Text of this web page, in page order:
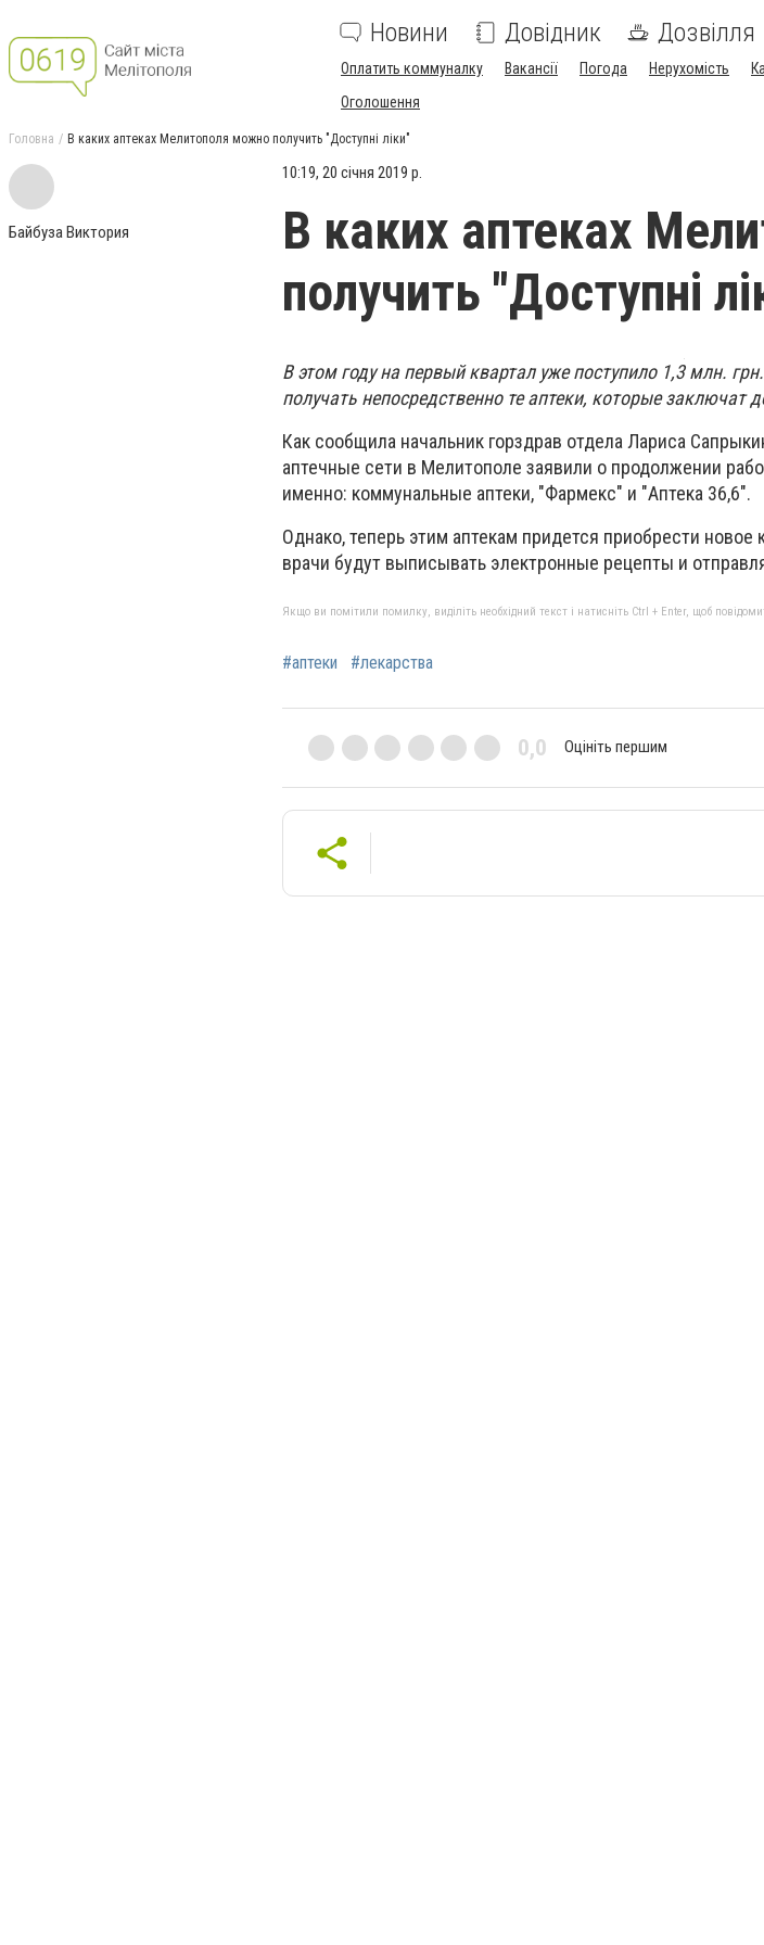
Новини Довідник Дозвілля
Оплатить коммуналку Вакансії Погода Нерухомість
Оголошення
Головна В каких аптеках Мелитополя можно получить "Доступні ліки"
Байбуза Виктория
10:19, 20 січня 2019 р.
В каких аптеках
получить "Доступні
В этом году на первый квартал уже поступило 1,3 млн.
получать непосредственно те аптеки, которые заключат
Как сообщила начальник горздрав отдела Лариса
аптечные сети в Мелитополе заявили о продолжении
именно: коммунальные аптеки, "Фармекс" и "Аптека 36,6".
Однако, теперь этим аптекам придется приобрести новое
врачи будут выписывать электронные рецепты и
Якщо ви помітили помилку, виділіть необхідний текст і натисніть Ctrl + Enter, щоб
#аптеки #лекарства
0,0 Оцініть першим